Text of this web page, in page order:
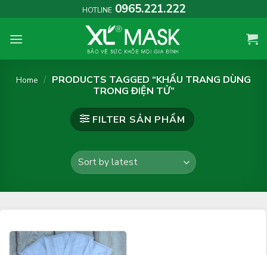
to
content
HOTLINE 0965.221.222
Home / PRODUCTS TAGGED “KHẨU TRANG DÙNG
TRONG ĐIỆN TỬ”
FILTER